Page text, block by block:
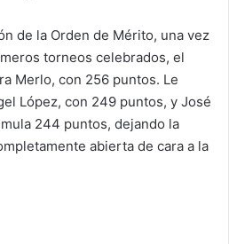
de la Orden de Mérito, una vez
torneos celebrados, el
Merlo, con 256 puntos. Le
López, con 249 puntos, y José
244 puntos, dejando la
abierta de cara a la